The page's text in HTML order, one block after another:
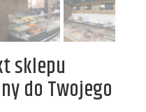
sklepu
do Twojego